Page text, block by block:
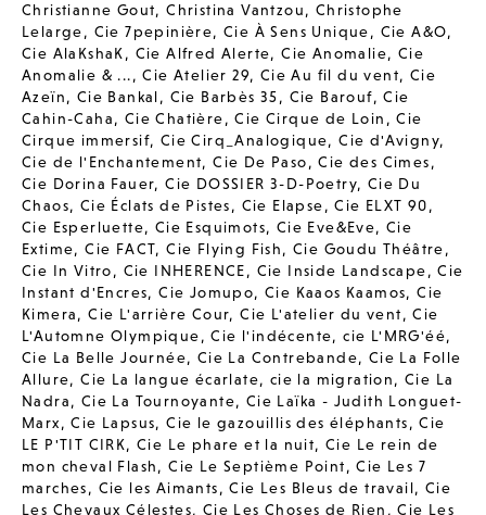
Christianne Gout,Christina Vantzou, Christophe
Lelarge, Cie 7pepinière,Cie À Sens Unique, Cie A&O,
Cie AlaKshaK, Cie Alfred Alerte,Cie Anomalie, Cie
Anomalie & ...,Cie Atelier 29, Cie Au fil du vent, Cie
Azeïn, Cie Bankal, Cie Barbès 35, Cie Barouf,Cie
Cahin-Caha, Cie Chatière,Cie Cirque de Loin ,Cie
Cirque immersif, Cie Cirq_Analogique,Cie d'Avigny,
Cie de l'Enchantement,Cie De Paso,Cie des Cimes,
Cie Dorina Fauer,Cie DOSSIER 3-D-Poetry, Cie Du
Chaos, Cie Éclats de Pistes, Cie Elapse,Cie ELXT 90,
Cie Esperluette, Cie Esquimots, Cie Eve&Eve,Cie
Extime,Cie FACT,Cie Flying Fish,Cie Goudu Théâtre,
Cie In Vitro, Cie INHERENCE, Cie Inside Landscape,Cie
Instant d'Encres,Cie Jomupo,Cie Kaaos Kaamos,Cie
Kimera,Cie L'arrière Cour,Cie L'atelier du vent,Cie
L'Automne Olympique,Cie l'indécente,cie L'MRG'éé,
Cie La Belle Journée, Cie La Contrebande, Cie La Folle
Allure,Cie La langue écarlate, cie la migration,Cie La
Nadra, Cie La Tournoyante, Cie Laïka - Judith Longuet-
Marx,Cie Lapsus,Cie le gazouillis des éléphants,Cie
LE P'TIT CIRK,Cie Le phare et la nuit,Cie Le rein de
mon cheval Flash,Cie Le Septième Point,Cie Les 7
marches, Cie les Aimants,Cie Les Bleus de travail, Cie
Les Chevaux Célestes, Cie Les Choses de Rien ,Cie Les